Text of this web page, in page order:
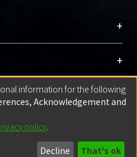
究發展、提升研究影響
入了解OA）
者所有，或由第三方贊
版權所有者及第三方同
submission is your
have the right to
子檔，可使用
，以確認出版單位之版權
+
Service)
+
中心帳號登入
(With ORCID)
+
者，以ID匯入
Extension maintained and optimized
information for the following
Acknowledgement and
policy.
Decline That's ok